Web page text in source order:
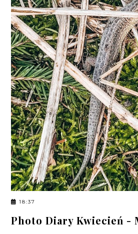
18:37
Photo Diary Kwiecień -